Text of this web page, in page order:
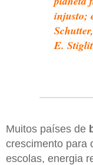
injusto;
E.
Muitos países de
crescimento para
escolas, energia